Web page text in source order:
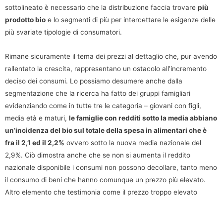
sottolineato è necessario che la distribuzione faccia trovare più
prodotto bio e lo segmenti di più per intercettare le esigenze delle
più svariate tipologie di consumatori.
Rimane sicuramente il tema dei prezzi al dettaglio che, pur avendo
rallentato la crescita, rappresentano un ostacolo all’incremento
deciso dei consumi. Lo possiamo desumere anche dalla
segmentazione che la ricerca ha fatto dei gruppi famigliari
evidenziando come in tutte tre le categoria – giovani con figli,
media età e maturi, le famiglie con redditi sotto la media abbiano
un’incidenza del bio sul totale della spesa in alimentari che è
fra il 2,1 ed il 2,2% ovvero sotto la nuova media nazionale del
2,9%. Ciò dimostra anche che se non si aumenta il reddito
nazionale disponibile i consumi non possono decollare, tanto meno
il consumo di beni che hanno comunque un prezzo più elevato.
Altro elemento che testimonia come il prezzo troppo elevato